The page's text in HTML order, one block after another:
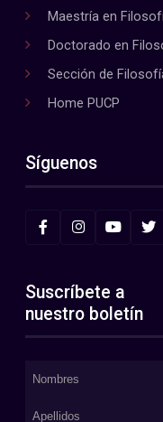
Maestría en
Doctorado en
Sección de
Home PUCP
Síguenos
Suscríbete a
nuestro boletín